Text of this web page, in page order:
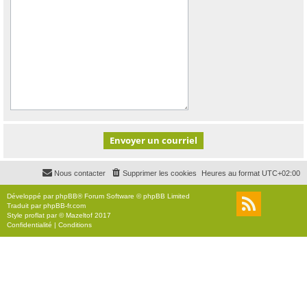
Heures au format UTC+02:00
Supprimer les cookies
Nous contacter
Développé parphpBB® Forum Software © phpBB Limited
Traduit parphpBB-fr.com
Style proflat par ©Mazeltof 2017
Confidentialité | Conditions